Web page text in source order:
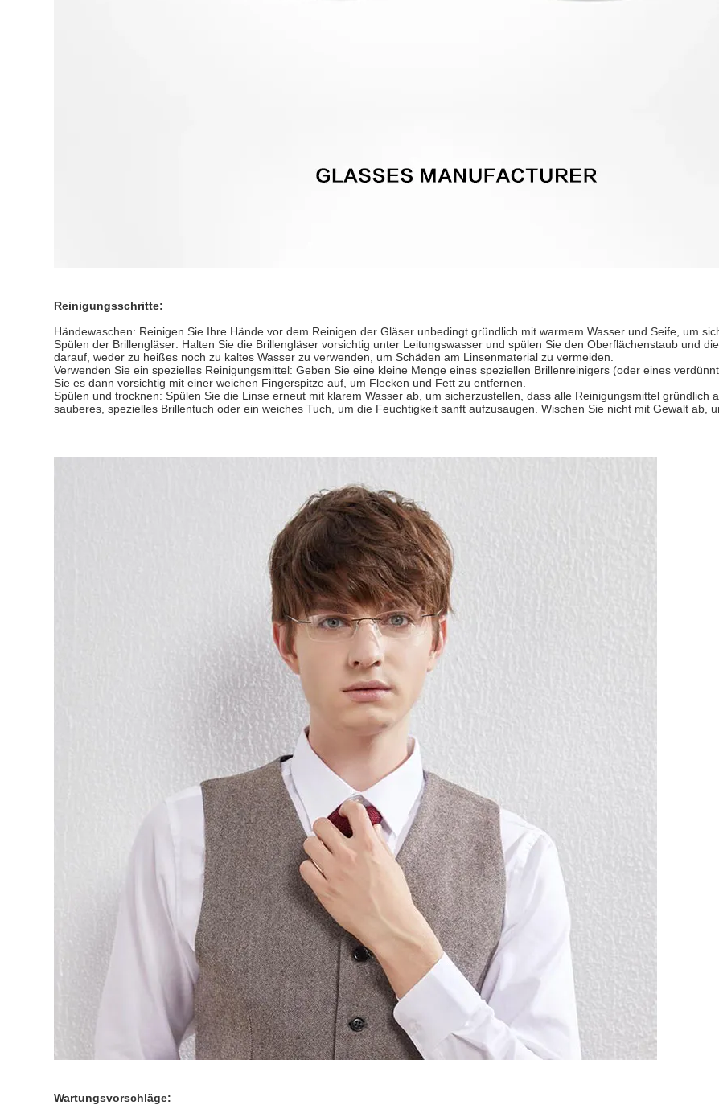
Reinigungsschritte:
Händewaschen: Reinigen Sie Ihre Hände vor dem Reinigen der Gläser unbedingt gründlich mit warmem Wasser und Seife, um
Spülen der Brillengläser: Halten Sie die Brillengläser vorsichtig unter Leitungswasser und spülen Sie den Oberflächenstaub und
darauf, weder zu heißes noch zu kaltes Wasser zu verwenden, um Schäden am Linsenmaterial zu vermeiden.
Verwenden Sie ein spezielles Reinigungsmittel: Geben Sie eine kleine Menge eines speziellen Brillenreinigers (oder eines
Sie es dann vorsichtig mit einer weichen Fingerspitze auf, um Flecken und Fett zu entfernen.
Spülen und trocknen: Spülen Sie die Linse erneut mit klarem Wasser ab, um sicherzustellen, dass alle Reinigungsmittel gründlich
sauberes, spezielles Brillentuch oder ein weiches Tuch, um die Feuchtigkeit sanft aufzusaugen. Wischen Sie nicht mit Gewalt ab,
Wartungsvorschläge: